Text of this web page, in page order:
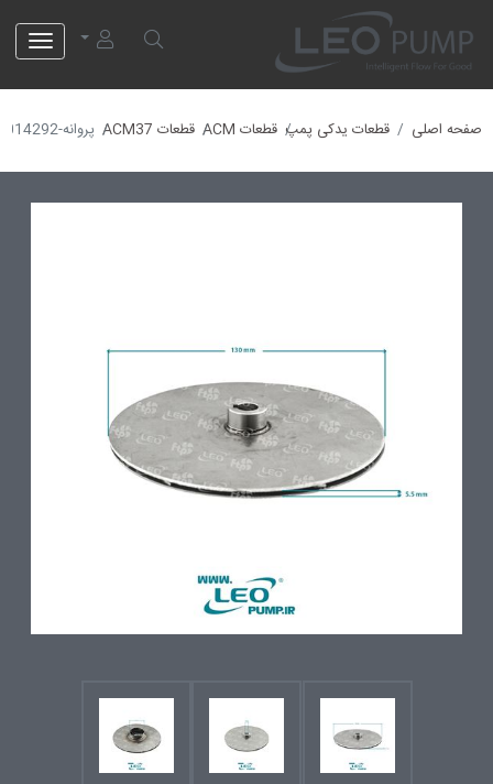
صفحه اصلی قطعات یدکی پمپ قطعات ACM قطعات ACM37 پروانه-40014292